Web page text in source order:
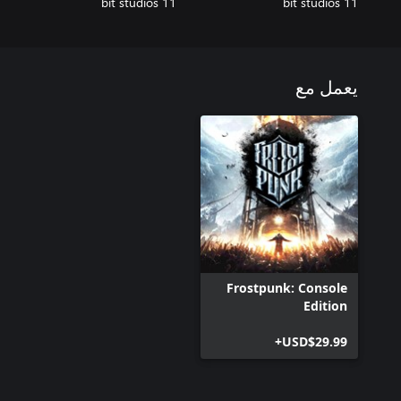
يعمل مع
Frostpunk: Console
Edition
USD$29.99+